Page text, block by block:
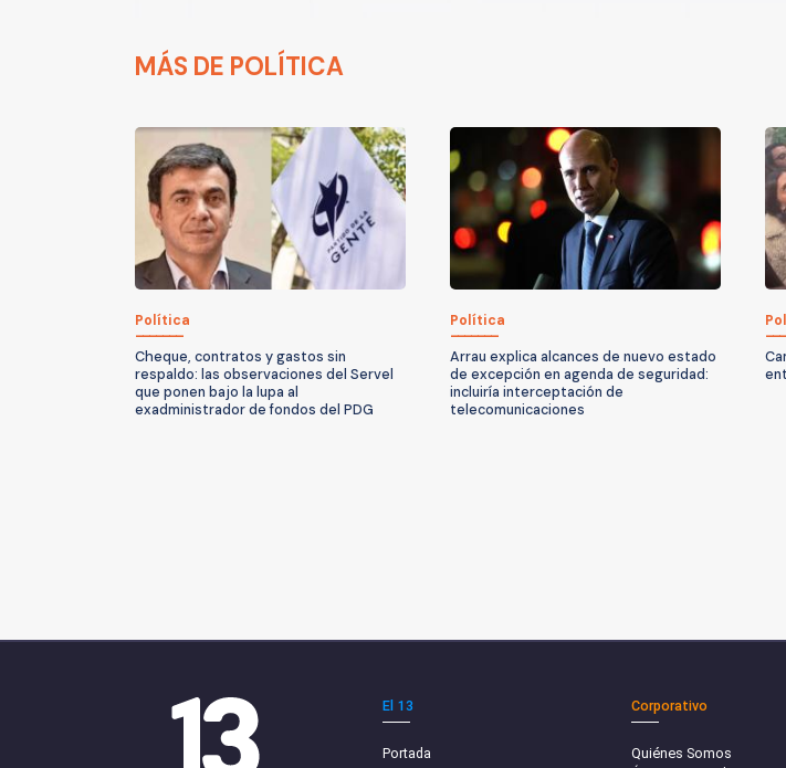
MÁS DE POLÍTICA
Política
Cheque, contratos y gastos sin
respaldo: las observaciones del Servel
que ponen bajo la lupa al
exadministrador de fondos del PDG
Política
Arrau explica alcances de nuevo estado
de excepción en agenda de seguridad:
incluiría interceptación de
telecomunicaciones
El 13
Portada
Corporativo
Quiénes Somos